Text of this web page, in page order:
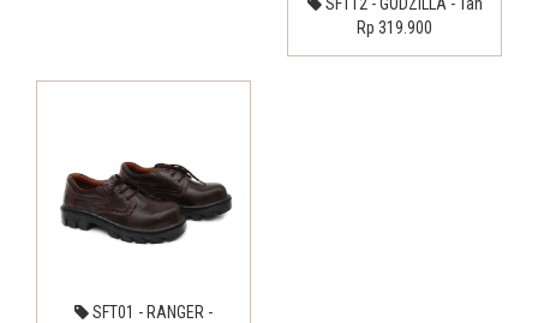
Rp 319.900
SFT01 - RANGER -